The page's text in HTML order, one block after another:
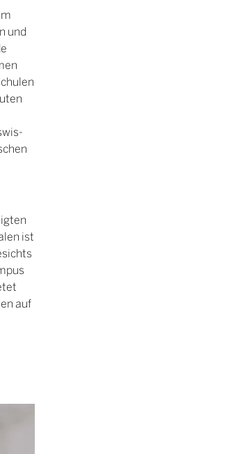
und
ist
auf